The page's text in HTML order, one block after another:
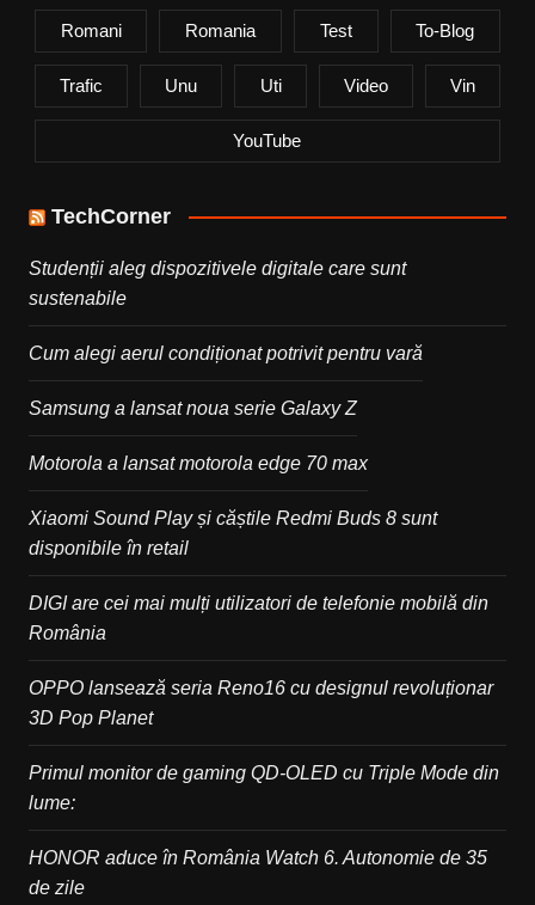
Romani Romania Test To-Blog
Trafic Unu Uti Video Vin
YouTube
TechCorner
Studenții aleg dispozitivele digitale care sunt
sustenabile
Cum alegi aerul condiționat potrivit pentru vară
Samsung a lansat noua serie Galaxy Z
Motorola a lansat motorola edge 70 max
Xiaomi Sound Play și căștile Redmi Buds 8 sunt
disponibile în retail
DIGI are cei mai mulți utilizatori de telefonie mobilă din
România
OPPO lansează seria Reno16 cu designul revoluționar
3D Pop Planet
Primul monitor de gaming QD-OLED cu Triple Mode din
lume:
HONOR aduce în România Watch 6. Autonomie de 35
de zile